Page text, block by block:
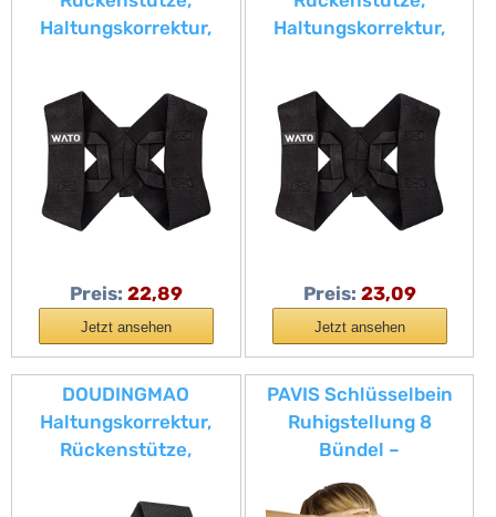
Haltungskorrektur,
Trainingsgürtel,
Schlüsselbeinbandage,
Leicht, Atmungsaktiv,
Einfach An, m
Preis: 22,89
Jetzt ansehen
Haltungskorrektur,
Trainingsgürtel,
Schlüsselbeinbandage,
Leicht, Atmungsaktiv,
Einfach An, l
Preis: 23,09
Jetzt ansehen
DOUDINGMAO
Haltungskorrektur,
Rückenstütze,
Bandage,
PAVIS Schlüsselbein
Ruhigstellung 8
Bündel –
Schlüsselbeinbandage
Herren/Damen